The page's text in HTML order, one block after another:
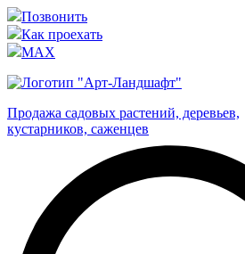
Позвонить
Как проехать
MAX
Продажа садовых растений, деревьев,
кустарников, саженцев